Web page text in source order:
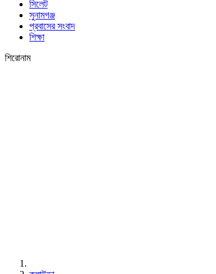
সিলেট
সুনামগঞ্জ
প্রবাসের সংবাদ
শিক্ষা
শিরোনাম